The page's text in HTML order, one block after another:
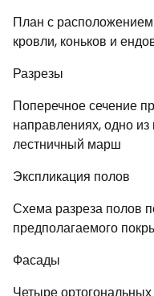
План с
кровли, коньков и
Разрезы
Поперечное сечение
направлениях, одно
лестничный марш
Экспликация полов
Схема разреза полов
предполагаемого
Фасады